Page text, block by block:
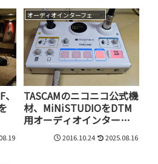
オーディオインターフェイス
TASCAMのニコニコ公式機
材、MiNiSTUDIOをDTM
用オーディオインターフ
ェイスに使ったら予想以
上に強力だった！
2016.10.24 2025.08.16